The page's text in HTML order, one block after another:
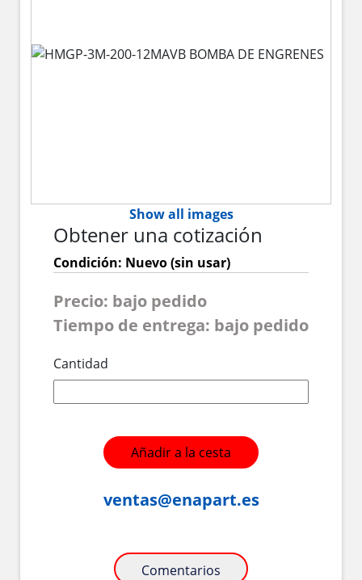
Show all images
Obtener una cotización
Condición: Nuevo (sin usar)
Precio: bajo pedido
Tiempo de entrega: bajo pedido
Cantidad
Añadir a la cesta
ventas@enapart.es
Comentarios